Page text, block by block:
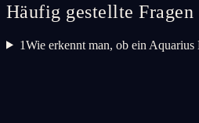
Häufig gestellte Fragen
1Wie erkennt man, ob ein